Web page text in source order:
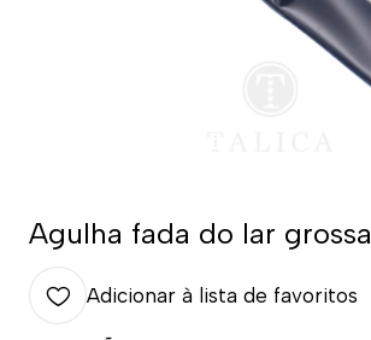
Agulha fada do lar grossa
Adicionar à lista de favoritos